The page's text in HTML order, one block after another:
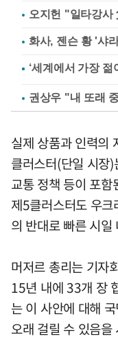
오지헌 "일타강
화사, 젠슨 황 '샤
권상우 "내 또래
실제 상품과 인력의
클러스터(단일 시장
교통 정책 등이 포
제5클러스터도 우
의 반대로 빠른 시
머저르 총리는 기자
15년 내에 33개 장
는 이 사안에 대해
오래 걸릴 수 있음을